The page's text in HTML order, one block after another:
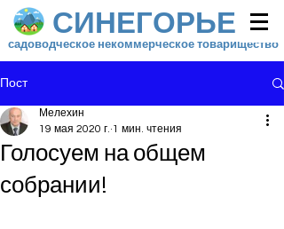
СИНЕГОРЬЕ
садоводческое некоммерческое товарищество
Пост
Голосуем на общем
собрании!
Мелехин
19 мая 2020 г. 1 мин. чтения